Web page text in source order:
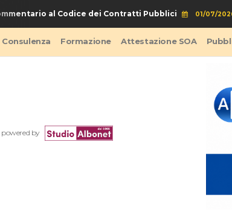
al Codice dei Contratti Pubblici 01/07/2026
Consulenza Formazione Attestazione SOA
powered by